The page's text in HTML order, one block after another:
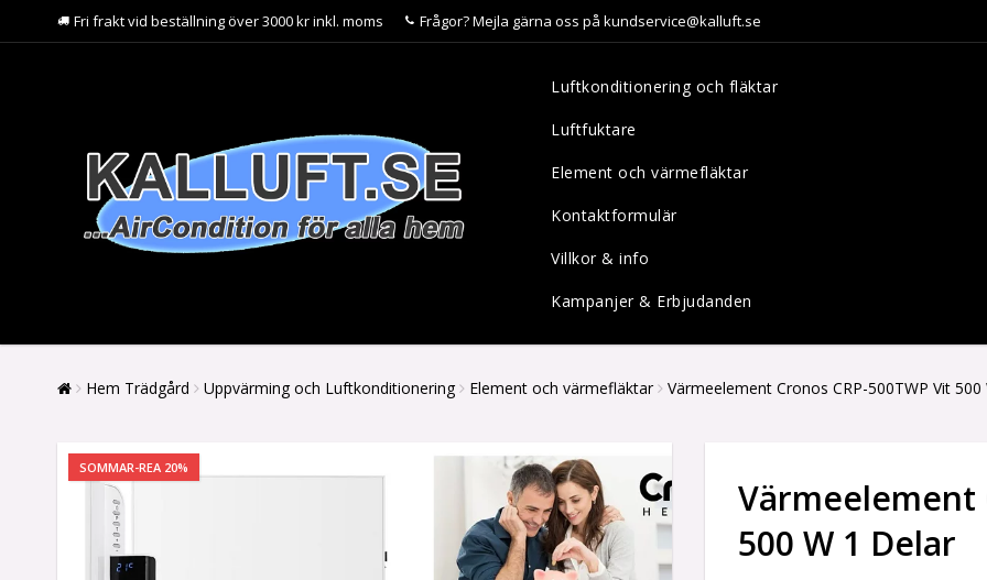
Fri frakt vid beställning över 3000 kr inkl. moms Frågor? Mejla gärna oss på kundservice@kalluft.se
Luftkonditionering och fläktar
Luftfuktare
Element och värmefläktar
Kontaktformulär
Villkor & info
Kampanjer & Erbjudanden
Hem Trädgård Uppvärming och Luftkonditionering Element och värmefläktar Värmeelement Cronos CRP-500TWP Vit
SOMMAR-REA 20%
Värmeelement
500 W 1 Delar